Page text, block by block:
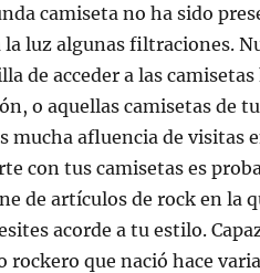
camiseta no ha sido
luz algunas filtraciones.
de acceder a las
o aquellas camisetas de
afluencia de visitas
con tus camisetas es
de artículos de rock en la
acorde a tu estilo.
que nació hace